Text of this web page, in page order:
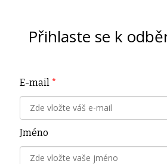
Přihlaste se k
E-mail *
Jméno